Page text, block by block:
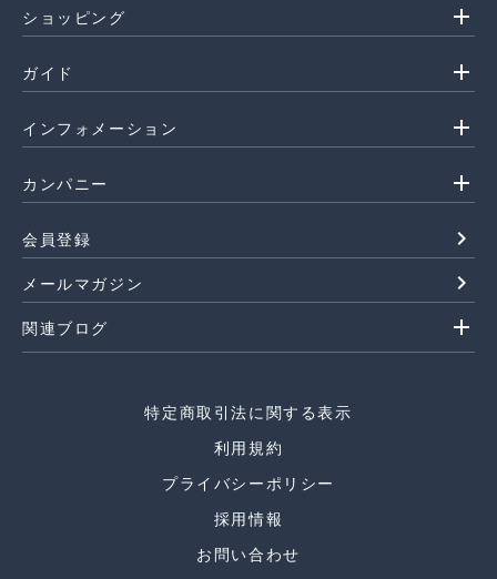
ショッピング add
ガイド add
インフォメーション add
カンパニー add
会員登録 navigate_next
メールマガジン navigate_next
関連ブログ add
特定商取引法に関する表示
利用規約
プライバシーポリシー
採用情報
お問い合わせ